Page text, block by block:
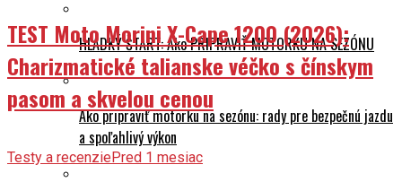
HLADKÝ ŠTART: Ako PRIPRAVIŤ MOTORKU NA SEZÓNU
Ako pripraviť motorku na sezónu: rady pre bezpečnú jazdu
a spoľahlivý výkon
TEST Moto Morini X-Cape 1200 (2026):
Charizmatické talianske véčko s čínskym
pasom a skvelou cenou
Testy a recenziePred 1 mesiac